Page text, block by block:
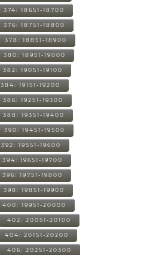
374: 18651-18700
376: 18751-18800
378: 18851-18900
380: 18951-19000
382: 19051-19100
384: 19151-19200
386: 19251-19300
388: 19351-19400
390: 19451-19500
392: 19551-19600
394: 19651-19700
396: 19751-19800
398: 19851-19900
400: 19951-20000
402: 20051-20100
404: 20151-20200
406: 20251-20300